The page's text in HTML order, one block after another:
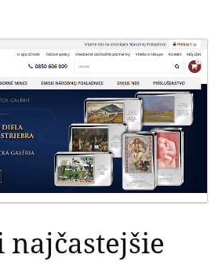
najčastejšie